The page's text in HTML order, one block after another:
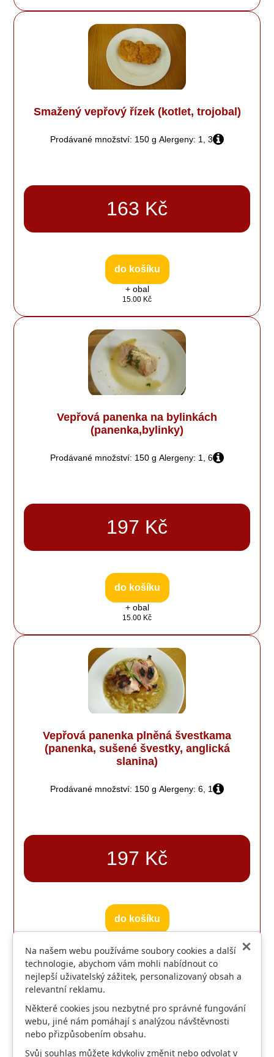
Smažený vepřový řízek (kotlet, trojobal)
Prodávané množství: 150 g Alergeny: 1, 3
163 Kč
do košíku
+ obal
15.00 Kč
Vepřová panenka na bylinkách
(panenka,bylinky)
Prodávané množství: 150 g Alergeny: 1, 6
197 Kč
do košíku
+ obal
15.00 Kč
Vepřová panenka plněná švestkama
(panenka, sušené švestky, anglická
slanina)
Prodávané množství: 150 g Alergeny: 6, 1
197 Kč
do košíku
15.00 Kč
Nacházíte se v kategorii:Minutky z vepřového masa
Home
Na našem webu používáme soubory cookies a další
technologie, abychom vám mohli nabídnout co
nejlepší uživatelský zážitek, personalizovaný obsah a
relevantní reklamu.
Některé cookies jsou nezbytné pro správné fungování
webu, jiné nám pomáhají s analýzou návštěvnosti
nebo přizpůsobením obsahu.
Svůj souhlas můžete kdykoliv změnit nebo odvolat v